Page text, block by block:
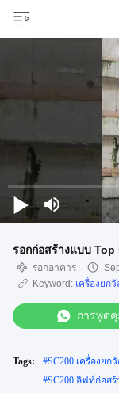
รอกก่อสร้างแบบ
รอกอาคาร
Keyword: เครื่องยก
การพูดคุ
Tags: #SC200 เครื่องยก
#SC200 ลิฟท์ก่อส